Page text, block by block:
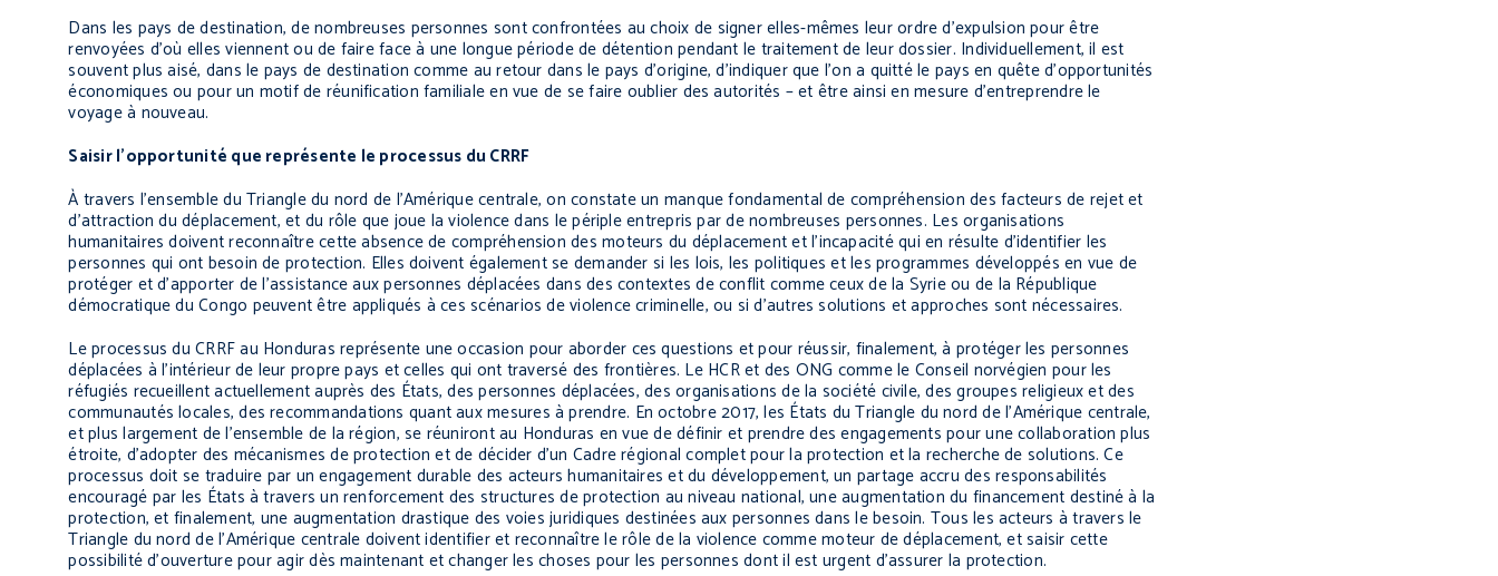
Dans les pays de destination, de nombreuses personnes sont confrontées au choix de signer elles-mêmes leur ordre d’expulsion pour être
renvoyées d’où elles viennent ou de faire face à une longue période de détention pendant le traitement de leur dossier. Individuellement, il est
souvent plus aisé, dans le pays de destination comme au retour dans le pays d’origine, d’indiquer que l’on a quitté le pays en quête d’opportunités
économiques ou pour un motif de réunification familiale en vue de se faire oublier des autorités – et être ainsi en mesure d’entreprendre le
voyage à nouveau.
Saisir l’opportunité que représente le processus du CRRF
À travers l’ensemble du Triangle du nord de l’Amérique centrale, on constate un manque fondamental de compréhension des facteurs de rejet et
d’attraction du déplacement, et du rôle que joue la violence dans le périple entrepris par de nombreuses personnes. Les organisations
humanitaires doivent reconnaître cette absence de compréhension des moteurs du déplacement et l’incapacité qui en résulte d’identifier les
personnes qui ont besoin de protection. Elles doivent également se demander si les lois, les politiques et les programmes développés en vue de
protéger et d’apporter de l’assistance aux personnes déplacées dans des contextes de conflit comme ceux de la Syrie ou de la République
démocratique du Congo peuvent être appliqués à ces scénarios de violence criminelle, ou si d’autres solutions et approches sont nécessaires.
Le processus du CRRF au Honduras représente une occasion pour aborder ces questions et pour réussir, finalement, à protéger les personnes
déplacées à l’intérieur de leur propre pays et celles qui ont traversé des frontières. Le HCR et des ONG comme le Conseil norvégien pour les
réfugiés recueillent actuellement auprès des États, des personnes déplacées, des organisations de la société civile, des groupes religieux et des
communautés locales, des recommandations quant aux mesures à prendre. En octobre 2017, les États du Triangle du nord de l’Amérique centrale,
et plus largement de l’ensemble de la région, se réuniront au Honduras en vue de définir et prendre des engagements pour une collaboration plus
étroite, d’adopter des mécanismes de protection et de décider d’un Cadre régional complet pour la protection et la recherche de solutions. Ce
processus doit se traduire par un engagement durable des acteurs humanitaires et du développement, un partage accru des responsabilités
encouragé par les États à travers un renforcement des structures de protection au niveau national, une augmentation du financement destiné à la
protection, et finalement, une augmentation drastique des voies juridiques destinées aux personnes dans le besoin. Tous les acteurs à travers le
Triangle du nord de l’Amérique centrale doivent identifier et reconnaître le rôle de la violence comme moteur de déplacement, et saisir cette
possibilité d’ouverture pour agir dès maintenant et changer les choses pour les personnes dont il est urgent d’assurer la protection.